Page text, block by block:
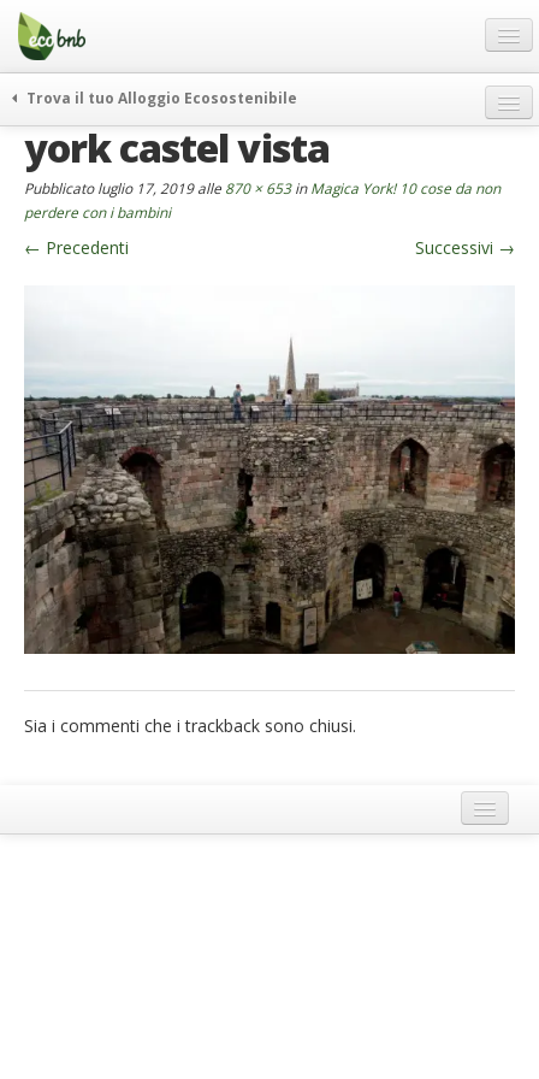
Menu
Salta
contenuto
Offerte Speciali
Regali
FAQ
Chi Siamo
German
English
Spanish
French
Italiano
Trova il tuo Alloggio Ecosostenibile
weekend green
itinerari
curiosità
vivere e viaggiare verde
york castel vista
Pubblicatoluglio 17, 2019alle 870 × 653inMagica York! 10 cose da non
perdere con i bambini
← Precedenti Successivi →
Sia i commenti che i trackback sono chiusi.